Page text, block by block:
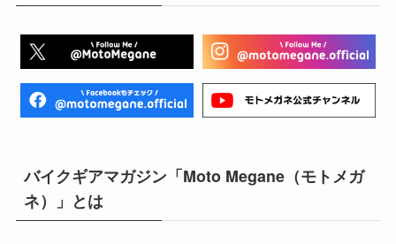
バイクギアマガジン「Moto Megane（モトメガ
ネ）」とは